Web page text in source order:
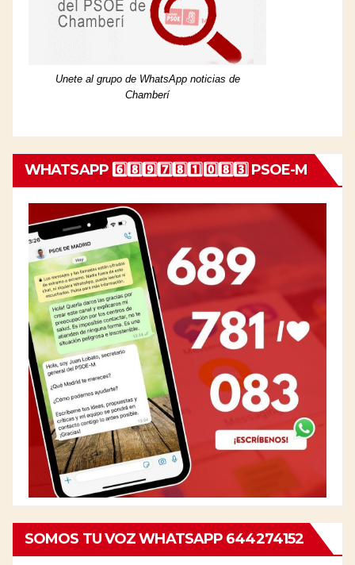
Unete al grupo de WhatsApp noticias de
Chamberí
WHATSAPP 6️⃣8️⃣9️⃣7️⃣8️⃣1️⃣0️⃣8️⃣3️⃣ PSOE-M
SOMOS TU VOZ WHATSAPP 644274152